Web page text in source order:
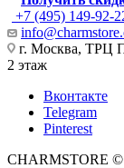
+7 (495) 149-92-
г. Москва, ТРЦ
2 этаж
Вконтакте
Telegram
Pinterest
CHARMSTORE ©